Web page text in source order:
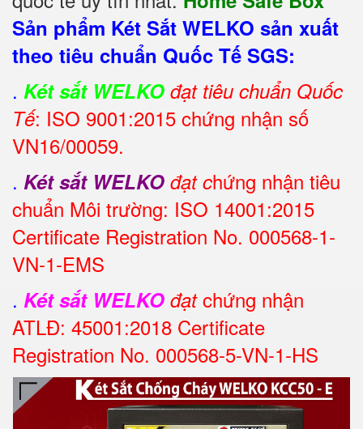
Sản phẩm Két Sắt WELKO sản xuất
theo tiêu chuẩn Quốc Tế SGS:
. Két sắt WELKO đạt tiêu chuẩn Quốc
Tế: ISO 9001:2015 chứng nhận số
VN16/00059.
. Két sắt WELKO đạt chứng nhận tiêu
chuẩn Môi trường: ISO 14001:2015
Certificate Registration No. 000568-1-
VN-1-EMS
. Két sắt WELKO đạtchứng nhận
ATLĐ: 45001:2018 Certificate
Registration No. 000568-5-VN-1-HS